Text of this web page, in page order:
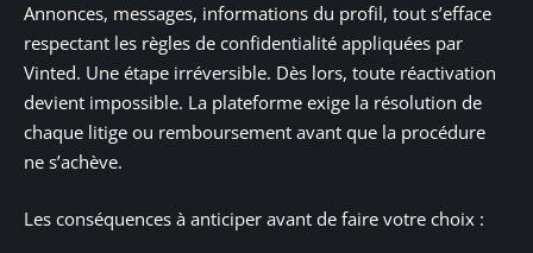
Annonces, messages, informations du profil, tout s’efface
respectant les règles de confidentialité appliquées par
Vinted. Une étape irréversible. Dès lors, toute réactivation
devient impossible. La plateforme exige la résolution de
chaque litige ou remboursement avant que la procédure
ne s’achève.
Les conséquences à anticiper avant de faire votre choix :